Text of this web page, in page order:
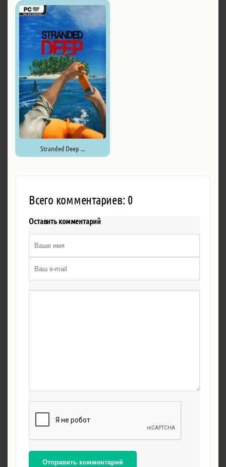
Stranded Deep ...
Всего комментариев: 0
Оставить комментарий
Отправить комментарий